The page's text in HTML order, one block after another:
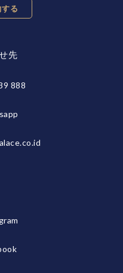
る
先
888